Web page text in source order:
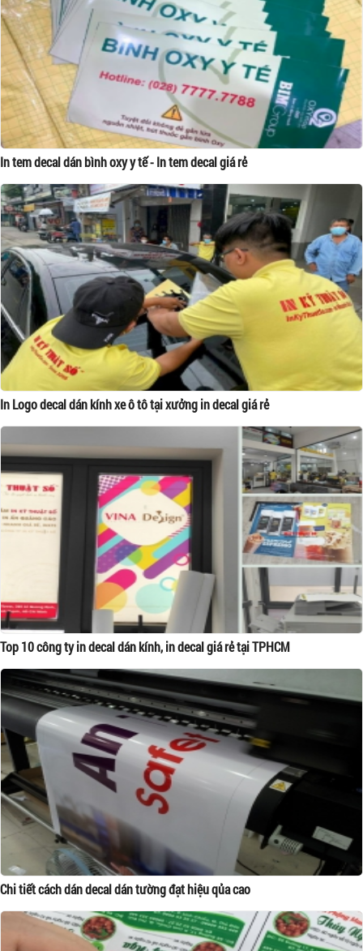
In tem decal dán bình oxy y tế - In tem decal giá rẻ
In Logo decal dán kính xe ô tô tại xưởng in decal giá rẻ
Top 10 công ty in decal dán kính, in decal giá rẻ tại TPHCM
Chi tiết cách dán decal dán tường đạt hiệu qủa cao